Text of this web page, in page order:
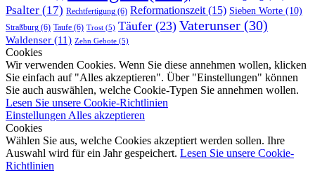
Psalter (17) Rechtfertigung (6) Reformationszeit (15) Sieben Worte (10)
Straßburg (6) Taufe (6) Trost (5) Täufer (23) Vaterunser (30)
Waldenser (11) Zehn Gebote (5)
Cookies
Wir verwenden Cookies. Wenn Sie diese annehmen wollen, klicken
Sie einfach auf "Alles akzeptieren". Über "Einstellungen" können
Sie auch auswählen, welche Cookie-Typen Sie annehmen wollen.
Lesen Sie unsere Cookie-Richtlinien
Einstellungen Alles akzeptieren
Cookies
Wählen Sie aus, welche Cookies akzeptiert werden sollen. Ihre
Auswahl wird für ein Jahr gespeichert. Lesen Sie unsere Cookie-
Richtlinien